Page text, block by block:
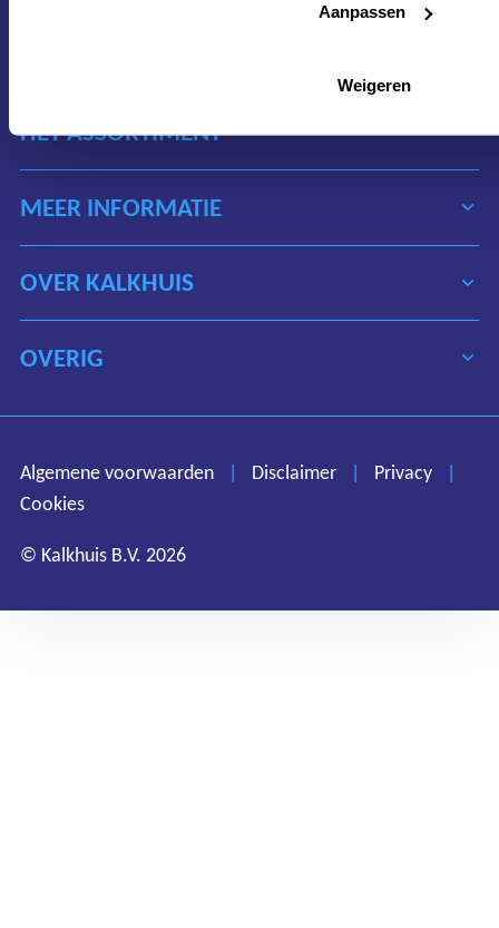
Aanpassen
Weigeren
Disclaimer
Privacy
HET ASSORTIMENT
MEER INFORMATIE
OVER KALKHUIS
OVERIG
Algemene voorwaarden | Disclaimer | Privacy
|
Cookies
© Kalkhuis B.V. 2026